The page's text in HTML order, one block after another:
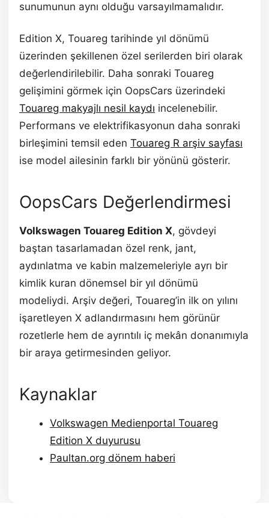
sunumunun aynı olduğu varsayılmamalıdır.
Edition X, Touareg tarihinde yıl dönümü
üzerinden şekillenen özel serilerden biri olarak
değerlendirilebilir. Daha sonraki Touareg
gelişimini görmek için OopsCars üzerindeki
Touareg makyajlı nesil kaydı incelenebilir.
Performans ve elektrifikasyonun daha sonraki
birleşimini temsil eden Touareg R arşiv sayfası
ise model ailesinin farklı bir yönünü gösterir.
OopsCars Değerlendirmesi
Volkswagen Touareg Edition X, gövdeyi
baştan tasarlamadan özel renk, jant,
aydınlatma ve kabin malzemeleriyle ayrı bir
kimlik kuran dönemsel bir yıl dönümü
modeliydi. Arşiv değeri, Touareg’in ilk on yılını
işaretleyen X adlandırmasını hem görünür
rozetlerle hem de ayrıntılı iç mekân donanımıyla
bir araya getirmesinden geliyor.
Kaynaklar
Volkswagen Medienportal Touareg
Edition X duyurusu
Paultan.org dönem haberi